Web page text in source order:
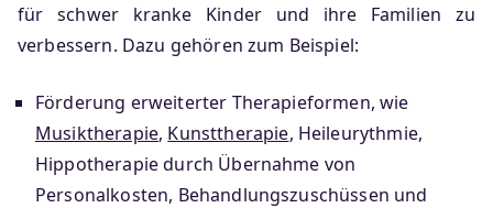
für schwer kranke Kinder und ihre Familien zu
verbessern. Dazu gehören zum Beispiel:
Förderung erweiterter Therapieformen, wie
Musiktherapie, Kunsttherapie, Heileurythmie,
Hippotherapie durch Übernahme von
Personalkosten, Behandlungszuschüssen und